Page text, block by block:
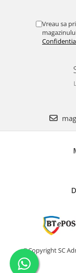
Vreau sa
©Copyright SC